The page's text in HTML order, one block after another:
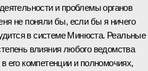
и проблемы органов
не поняли бы, если бы я ничего
в системе Минюста. Реальные
влияния любого ведомства
его компетенции и полномочиях,